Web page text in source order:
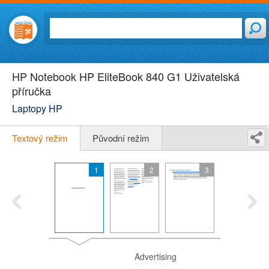
HP Notebook HP EliteBook 840 G1 Uživatelská
příručka
Laptopy HP
Textový režim Původní režim
1 2 3
Advertising